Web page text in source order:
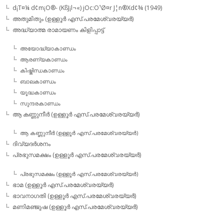
d¡T¤¼ d¢m¡O®- (KßJ¡l¬«) jOc:O¹Ø¤r J¦n®Xd¢¾ (1949)
അതുമിതും (ഉള്ളൂര്‍ എസ്.പരമേശ്വരയ്യര്‍)
അദ്ധ്യാത്മ രാമായണം കിളിപ്പാട്ട്‌
അയോദ്ധ്യാകാണ്ഡം
ആരണ്യകാണ്ഡം
കിഷ്കിന്ധകാണ്ഡം
ബാലകാണ്ഡം
യൂദ്ധകാണ്ഡം
സുന്ദരകാണ്ഡം
ആ കണ്ണുനീര്‍ (ഉള്ളൂര്‍ എസ്.പരമേശ്വരയ്യര്‍)
ആ കണ്ണുനീര്‍ (ഉള്ളൂര്‍ എസ്.പരമേശ്വരയ്യര്‍)
ദിവ്യദര്‍ശനം
പ്രഭുസമക്ഷം (ഉള്ളൂര്‍ എസ്.പരമേശ്വരയ്യര്‍)
പ്രഭുസമക്ഷം (ഉള്ളൂര്‍ എസ്.പരമേശ്വരയ്യര്‍)
ഭാമ (ഉള്ളൂര്‍ എസ്.പരമേശ്വരയ്യര്‍)
ഭാവനാഗതി (ഉള്ളൂര്‍ എസ്.പരമേശ്വരയ്യര്‍)
മണിമഞ്ജുഷ (ഉള്ളൂര്‍ എസ്.പരമേശ്വരയ്യര്‍)